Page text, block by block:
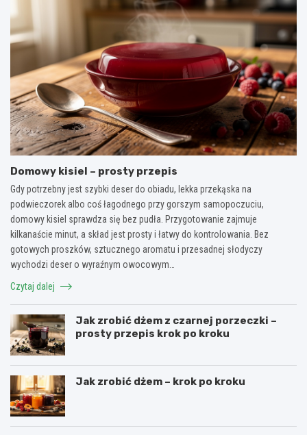
Domowy kisiel – prosty przepis
Gdy potrzebny jest szybki deser do obiadu, lekka przekąska na
podwieczorek albo coś łagodnego przy gorszym samopoczuciu,
domowy kisiel sprawdza się bez pudła. Przygotowanie zajmuje
kilkanaście minut, a skład jest prosty i łatwy do kontrolowania. Bez
gotowych proszków, sztucznego aromatu i przesadnej słodyczy
wychodzi deser o wyraźnym owocowym…
Czytaj dalej
Jak zrobić dżem z czarnej porzeczki –
prosty przepis krok po kroku
Jak zrobić dżem – krok po kroku